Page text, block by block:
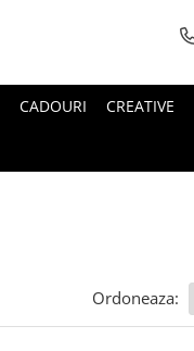
CADOURI CREATIVE
Ordoneaza: